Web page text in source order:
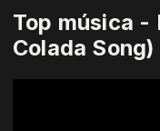
Top música -
Colada Song)